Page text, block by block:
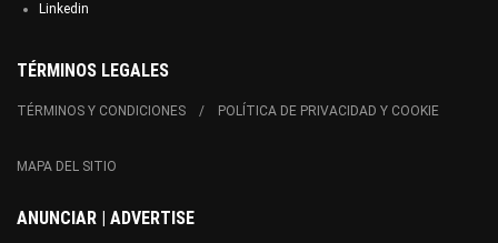
Linkedin
TÉRMINOS LEGALES
TÉRMINOS Y CONDICIONES POLÍTICA DE PRIVACIDAD Y COOKIE
MAPA DEL SITIO
ANUNCIAR | ADVERTISE